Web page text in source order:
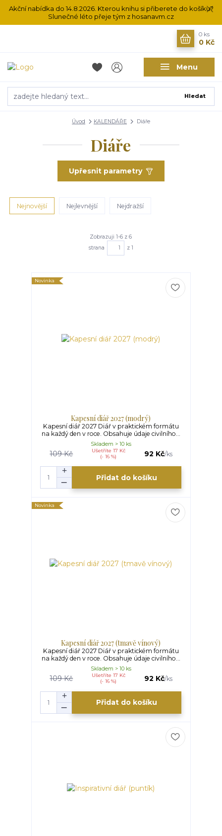
Akční nabídka do 14.8.2026. Kterou knihu si přiberete do košíku?
Slunečné léto přeje tým z hosanavm.cz
Menu
Hledat
0 ks
0 Kč
Úvod KALENDÁŘE Diáře
Diáře
Upřesnit parametry
Nejnovější Nejlevnější Nejdražší
Zobrazuji 1-6 z 6
strana
z 1
Novinka
Kapesní diář 2027 (modrý)
Kapesní diář 2027 Diář v praktickém formátu
na každý den v roce. Obsahuje údaje civilního...
109 Kč
Ušetříte 17 Kč
(- 16 %)
92 Kč/ks
Skladem > 10 ks
Přidat do košíku
Novinka
Kapesní diář 2027 (tmavě vínový)
Kapesní diář 2027 Diář v praktickém formátu
na každý den v roce. Obsahuje údaje civilního...
109 Kč
Ušetříte 17 Kč
(- 16 %)
92 Kč/ks
Skladem > 10 ks
Přidat do košíku